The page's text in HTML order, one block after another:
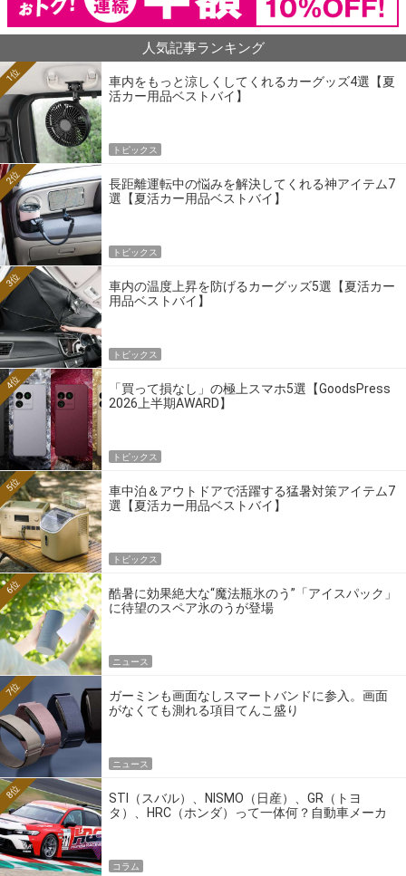
人気記事ランキング
車内をもっと涼しくしてくれるカーグッズ4選【夏
活カー用品ベストバイ】
1位
トピックス
長距離運転中の悩みを解決してくれる神アイテム7
選【夏活カー用品ベストバイ】
2位
トピックス
車内の温度上昇を防げるカーグッズ5選【夏活カー
用品ベストバイ】
3位
トピックス
「買って損なし」の極上スマホ5選【GoodsPress
2026上半期AWARD】
4位
トピックス
車中泊＆アウトドアで活躍する猛暑対策アイテム7
選【夏活カー用品ベストバイ】
5位
トピックス
酷暑に効果絶大な“魔法瓶氷のう”「アイスパック」
に待望のスペア氷のうが登場
6位
ニュース
ガーミンも画面なしスマートバンドに参入。画面
がなくても測れる項目てんこ盛り
7位
ニュース
STI（スバル）、NISMO（日産）、GR（トヨ
タ）、HRC（ホンダ）って一体何？自動車メーカ
8位
コラム